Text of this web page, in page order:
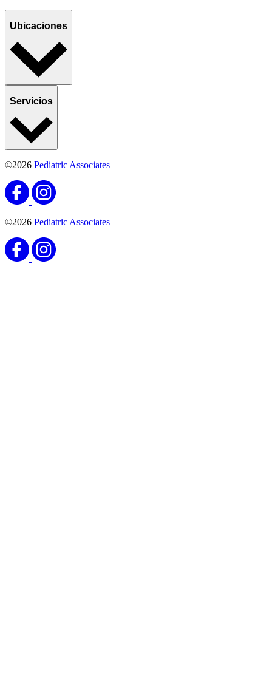
Ubicaciones
Servicios
©2026 Pediatric Associates
©2026 Pediatric Associates